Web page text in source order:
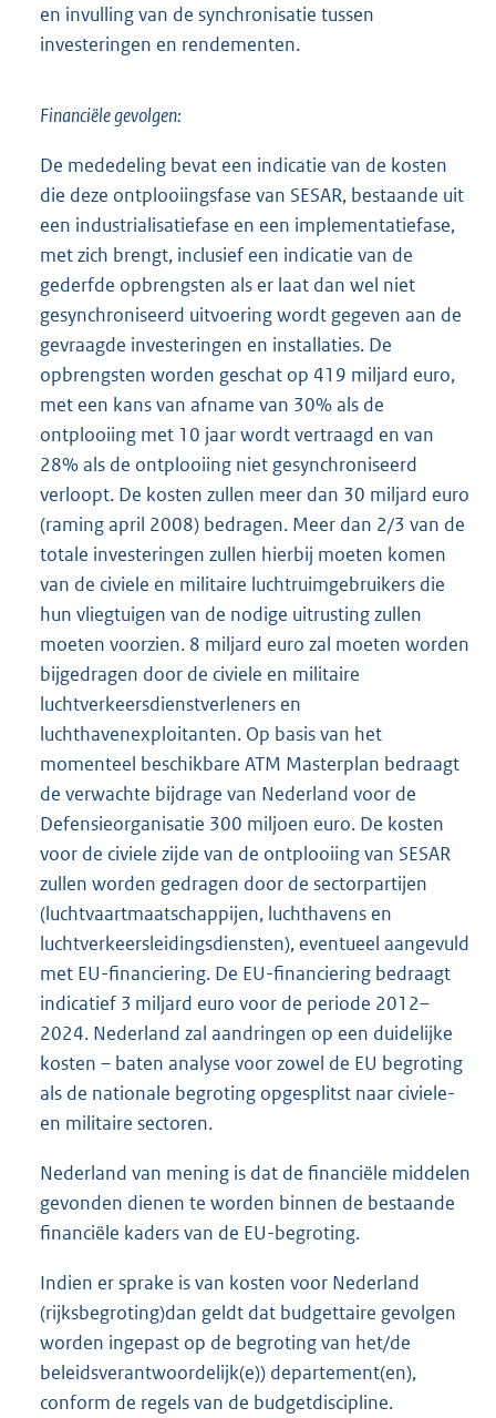
en invulling van de synchronisatie tussen
investeringen en rendementen.
Financiële gevolgen:
De mededeling bevat een indicatie van de kosten
die deze ontplooiingsfase van SESAR, bestaande uit
een industrialisatiefase en een implementatiefase,
met zich brengt, inclusief een indicatie van de
gederfde opbrengsten als er laat dan wel niet
gesynchroniseerd uitvoering wordt gegeven aan de
gevraagde investeringen en installaties. De
opbrengsten worden geschat op 419 miljard euro,
met een kans van afname van 30% als de
ontplooiing met 10 jaar wordt vertraagd en van
28% als de ontplooiing niet gesynchroniseerd
verloopt. De kosten zullen meer dan 30 miljard euro
(raming april 2008) bedragen. Meer dan 2/3 van de
totale investeringen zullen hierbij moeten komen
van de civiele en militaire luchtruimgebruikers die
hun vliegtuigen van de nodige uitrusting zullen
moeten voorzien. 8 miljard euro zal moeten worden
bijgedragen door de civiele en militaire
luchtverkeersdienstverleners en
luchthavenexploitanten. Op basis van het
momenteel beschikbare ATM Masterplan bedraagt
de verwachte bijdrage van Nederland voor de
Defensieorganisatie 300 miljoen euro. De kosten
voor de civiele zijde van de ontplooiing van SESAR
zullen worden gedragen door de sectorpartijen
(luchtvaartmaatschappijen, luchthavens en
luchtverkeersleidingsdiensten), eventueel aangevuld
met EU-financiering. De EU-financiering bedraagt
indicatief 3 miljard euro voor de periode 2012–
2024. Nederland zal aandringen op een duidelijke
kosten – baten analyse voor zowel de EU begroting
als de nationale begroting opgesplitst naar civiele-
en militaire sectoren.
Nederland van mening is dat de financiële middelen
gevonden dienen te worden binnen de bestaande
financiële kaders van de EU-begroting.
Indien er sprake is van kosten voor Nederland
(rijksbegroting)dan geldt dat budgettaire gevolgen
worden ingepast op de begroting van het/de
beleidsverantwoordelijk(e)) departement(en),
conform de regels van de budgetdiscipline.